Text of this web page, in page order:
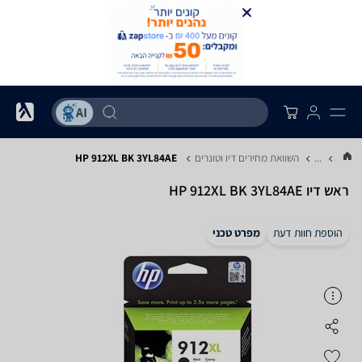
... השוואת מחירים דיו וטונרים HP 912XL BK 3YL84AE
‏ראש דיו HP 912XL BK 3YL84AE
הוספת חוות דעת מפרט טכני